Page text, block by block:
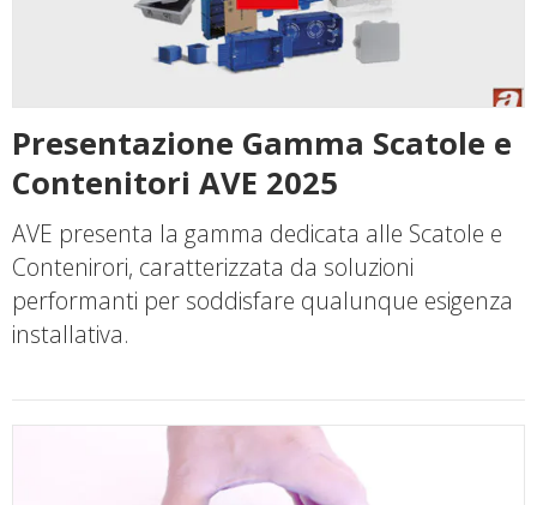
Presentazione Gamma Scatole e
Contenitori AVE 2025
AVE presenta la gamma dedicata alle Scatole e
Contenirori, caratterizzata da soluzioni
performanti per soddisfare qualunque esigenza
installativa.